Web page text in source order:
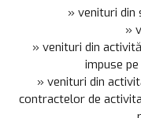
» venituri din
»
» venituri din
impuse
» venituri din
contractelor de